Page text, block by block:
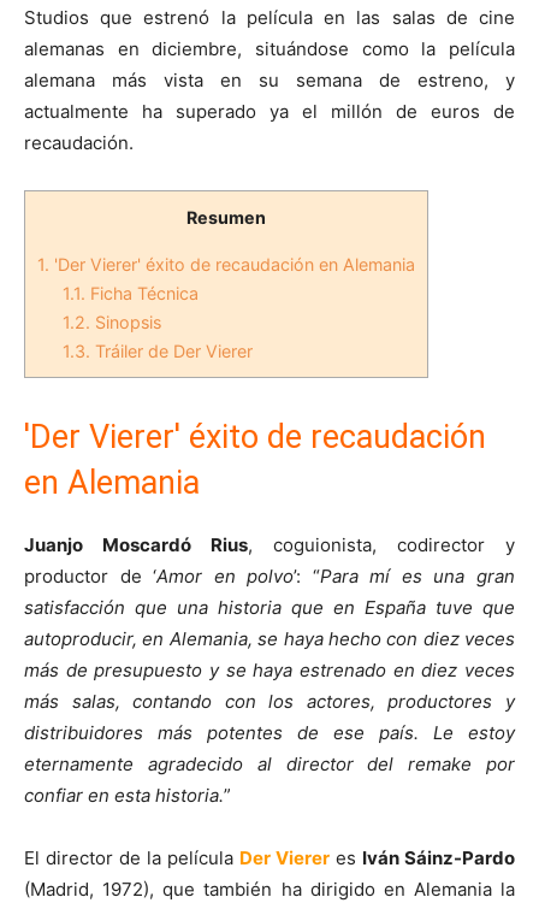
Studios que estrenó la película en las salas de cine
alemanas en diciembre, situándose como la película
alemana más vista en su semana de estreno, y
actualmente ha superado ya el millón de euros de
recaudación.
Resumen
1. 'Der Vierer' éxito de recaudación en Alemania
1.1. Ficha Técnica
1.2. Sinopsis
1.3. Tráiler de Der Vierer
'Der Vierer' éxito de recaudación
en Alemania
Juanjo Moscardó Rius, coguionista, codirector y
productor de ‘Amor en polvo’: “Para mí es una gran
satisfacción que una historia que en España tuve que
autoproducir, en Alemania, se haya hecho con diez veces
más de presupuesto y se haya estrenado en diez veces
más salas, contando con los actores, productores y
distribuidores más potentes de ese país. Le estoy
eternamente agradecido al director del remake por
confiar en esta historia.”
El director de la película Der Viereres Iván Sáinz-Pardo
(Madrid, 1972), que también ha dirigido en Alemania la